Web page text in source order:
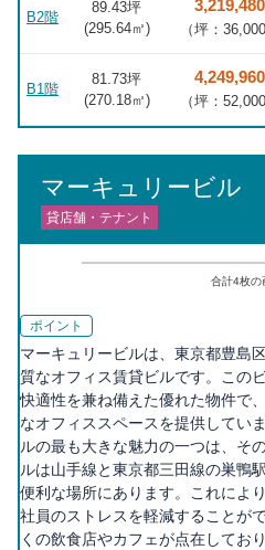
B2階
89.43坪
(295.64㎡) （坪：
B1階
81.73坪
(270.18㎡) （坪：
マーキュリービル
貸店舗・テナント
合計4枚の
ポイント
マーキュリービルは、東京都豊島
質なオフィス賃貸ビルです。この
快適性を兼ね備えた優れた物件で
なオフィススペースを提供してい
ルの最も大きな魅力の一つは、そ
ルは山手線と東京都三田線の巣鴨
便利な場所にあります。これによ
社員のストレスを軽減することが
くの飲食店やカフェが点在してお